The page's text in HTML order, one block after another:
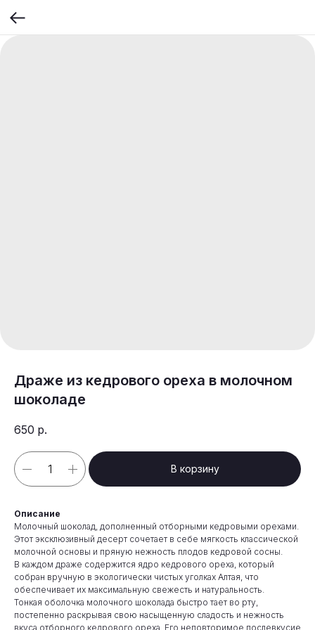
Драже из кедрового ореха в молочном
шоколаде
650 р.
В корзину
Описание
Молочный шоколад, дополненный отборными кедровыми орехами.
Этот эксклюзивный десерт сочетает в себе мягкость классической
молочной основы и пряную нежность плодов кедровой сосны.
В каждом драже содержится ядро кедрового ореха, который
собран вручную в экологически чистых уголках Алтая, что
обеспечивает их максимальную свежесть и натуральность.
Тонкая оболочка молочного шоколада быстро тает во рту,
постепенно раскрывая свою насыщенную сладость и нежность
вкуса отборного кедрового ореха. Его неповторимое послевкусие